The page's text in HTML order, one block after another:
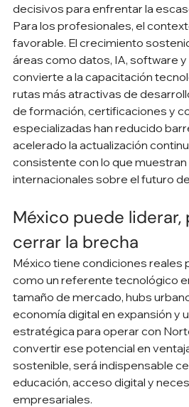
decisivos para enfrentar la
Para los profesionales, el
favorable. El crecimiento
áreas como datos, IA, software
convierte a la capacitación
rutas más atractivas de
de formación, certificaciones y
especializadas han reducido
acelerado la actualización
consistente con lo que
internacionales sobre el futuro
México puede
cerrar la brecha
México tiene condiciones reales
como un referente tecnológico
tamaño de mercado, hubs
economía digital en expansión y
estratégica para operar con
convertir ese potencial en
sostenible, será indispensable
educación, acceso digital y
empresariales.